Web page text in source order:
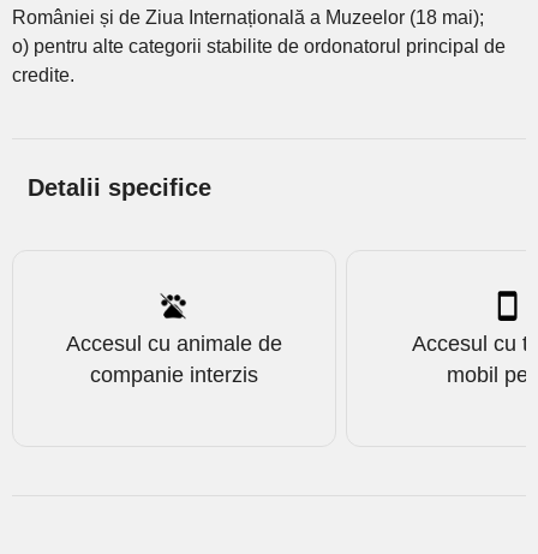
României și de Ziua Internațională a Muzeelor (18 mai);
o) pentru alte categorii stabilite de ordonatorul principal de
credite.
Detalii specifice
Accesul cu animale de
companie interzis
Accesul cu
mobil